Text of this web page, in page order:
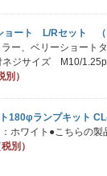
ョート L/Rセット （
ー、ベリーショート
ネジサイズ M10/
）
180φランプキット
ホワイト●こちらの製
別）